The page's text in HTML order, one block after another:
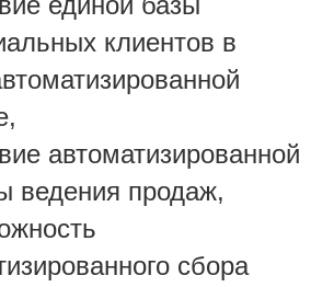
клиентов в
автоматизированной
ведения продаж,
сбора